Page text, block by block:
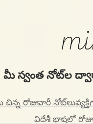
మీ స్వంత నోట్‌ల
చిన్న రోజువారీ నోట్‌లు
విదేశీ భాషలో